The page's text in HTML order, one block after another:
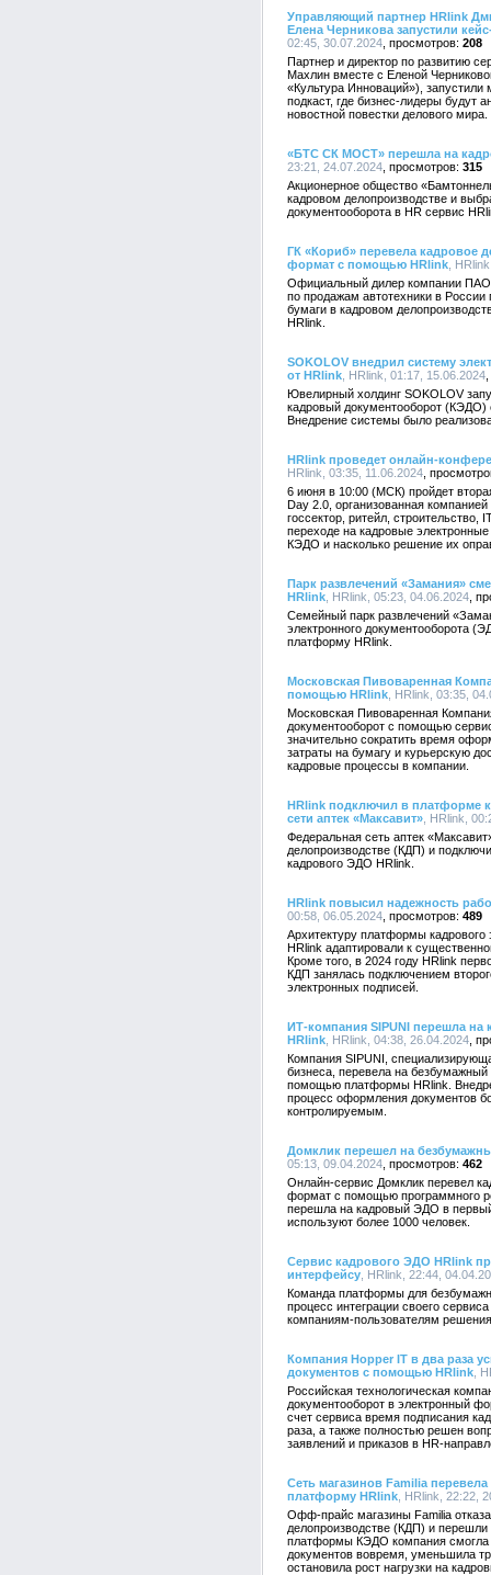
Управляющий партнер HRlink
Елена Черникова запустили
02:45, 30.07.2024
208
Партнер и директор по развитию
Махлин вместе с Еленой
«Культура Инноваций»),
подкаст, где бизнес-лидеры будут
новостной повестки делового мира.
«БТС СК МОСТ» перешла на
23:21, 24.07.2024
315
Акционерное общество
кадровом делопроизводстве и
документооборота в HR сервис
ГК «Кориб» перевела кадровое
формат с помощью HRlink ,
Официальный дилер компании ПАО
по продажам автотехники в России
бумаги в кадровом
HRlink.
SOKOLOV внедрил систему
от HRlink , HRlink, 01:17, 15.06.2024
Ювелирный холдинг SOKOLOV
кадровый документооборот
Внедрение системы было
HRlink проведет онлайн-
HRlink, 03:35, 11.06.2024
6 июня в 10:00 (МСК) пройдет
Day 2.0, организованная
госсектор, ритейл, строительство,
переходе на кадровые
КЭДО и насколько решение их
Парк развлечений «Замания»
HRlink , HRlink, 05:23, 04.06.2024
Семейный парк развлечений
электронного документооборота
платформу HRlink.
Московская Пивоваренная
помощью HRlink , HRlink, 03:35,
Московская Пивоваренная
документооборот с помощью
значительно сократить время
затраты на бумагу и курьерскую
кадровые процессы в компании.
HRlink подключил в платформе
сети аптек «Максавит» , HRlink,
Федеральная сеть аптек
делопроизводстве (КДП) и
кадрового ЭДО HRlink.
HRlink повысил надежность
00:58, 06.05.2024
489
Архитектуру платформы
HRlink адаптировали к
Кроме того, в 2024 году HRlink
КДП занялась подключением
электронных подписей.
ИТ-компания SIPUNI перешла
HRlink , HRlink, 04:38, 26.04.2024
Компания SIPUNI,
бизнеса, перевела на
помощью платформы HRlink.
процесс оформления документов
контролируемым.
Домклик перешел на
05:13, 09.04.2024
462
Онлайн-сервис Домклик перевел
формат с помощью программного
перешла на кадровый ЭДО в
используют более 1000 человек.
Сервис кадрового ЭДО HRlink
интерфейсу , HRlink, 22:44,
Команда платформы для
процесс интеграции своего
компаниям-пользователям
Компания Hopper IT в два раза
документов с помощью HRlink ,
Российская технологическая
документооборот в электронный
счет сервиса время подписания
раза, а также полностью решен
заявлений и приказов в HR-
Сеть магазинов Familia
платформу HRlink , HRlink, 22:22,
Офф-прайс магазины Familia
делопроизводстве (КДП) и
платформы КЭДО компания смогла
документов вовремя, уменьшила
остановила рост нагрузки на